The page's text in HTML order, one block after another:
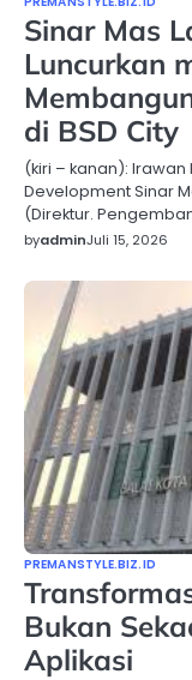
Sinar Mas
Luncurkan
di BSD City
(kiri – kanan):
Development Sinar
(Direktur.
byadminJuli 15, 2026
PREMANSTYLE.BIZ.ID
Bukan
Aplikasi